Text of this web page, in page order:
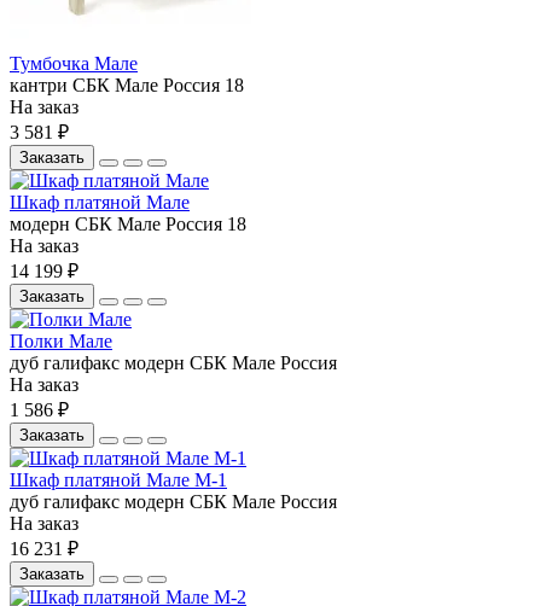
Тумбочка Мале
кантри СБК Мале Россия 18
На заказ
3 581 ₽
Заказать
Шкаф платяной Мале
модерн СБК Мале Россия 18
На заказ
14 199 ₽
Заказать
Полки Мале
дуб галифакс модерн СБК Мале Россия
На заказ
1 586 ₽
Заказать
Шкаф платяной Мале М-1
дуб галифакс модерн СБК Мале Россия
На заказ
16 231 ₽
Заказать